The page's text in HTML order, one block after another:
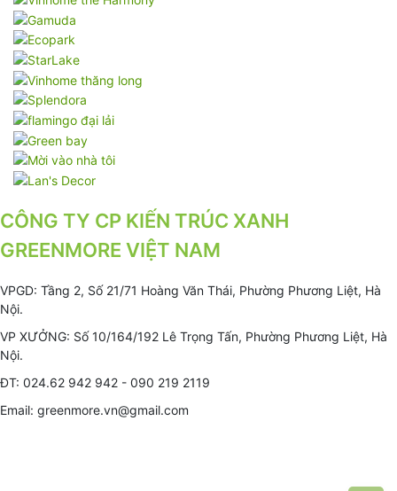
CÔNG TY CP KIẾN TRÚC XANH
GREENMORE VIỆT NAM
VPGD: Tầng 2, Số 21/71 Hoàng Văn Thái, Phường Phương Liệt, Hà
Nội.
VP XƯỞNG: Số 10/164/192 Lê Trọng Tấn, Phường Phương Liệt, Hà
Nội.
ĐT: 024.62 942 942 - 090 219 2119
Email: greenmore.vn@gmail.com